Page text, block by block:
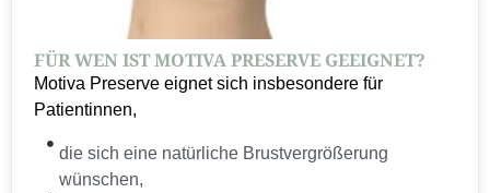
FÜR WEN IST MOTIVA PRESERVE GEEIGNET?
Motiva Preserve eignet sich insbesondere für
Patientinnen,
die sich eine natürliche Brustvergrößerung
wünschen,